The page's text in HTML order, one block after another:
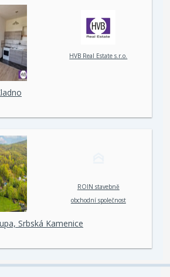
HVB Real Estate s.r.o.
ROIN stavebně
obchodní společnost
Srbská Kamenice